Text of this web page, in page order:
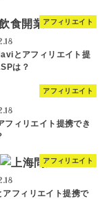
アフィリエイト
とアフィリエイト提
は？
アフィリエイト
フィリエイト提携でき
アフィリエイト
アフィリエイト提携で